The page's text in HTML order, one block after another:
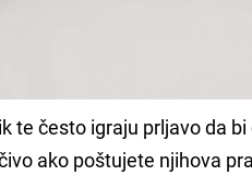
često igraju prljavo da bi
ako poštujete njihova